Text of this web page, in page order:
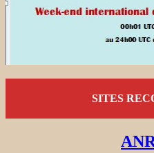
SITES